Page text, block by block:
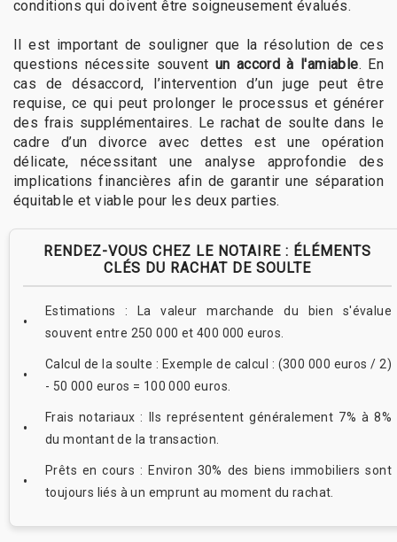
conditions qui doivent être soigneusement évalués.
Il est important de souligner que la résolution de ces
questions nécessite souvent un accord à l'amiable. En
cas de désaccord, l’intervention d’un juge peut être
requise, ce qui peut prolonger le processus et générer
des frais supplémentaires. Le rachat de soulte dans le
cadre d’un divorce avec dettes est une opération
délicate, nécessitant une analyse approfondie des
implications financières afin de garantir une séparation
équitable et viable pour les deux parties.
RENDEZ-VOUS CHEZ LE NOTAIRE : ÉLÉMENTS
CLÉS DU RACHAT DE SOULTE
Estimations : La valeur marchande du bien s'évalue
souvent entre 250 000 et 400 000 euros.
Calcul de la soulte : Exemple de calcul : (300 000 euros / 2)
- 50 000 euros = 100 000 euros.
Frais notariaux : Ils représentent généralement 7% à 8%
du montant de la transaction.
Prêts en cours : Environ 30% des biens immobiliers sont
toujours liés à un emprunt au moment du rachat.